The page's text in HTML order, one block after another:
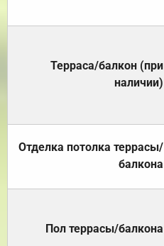
Терраса/балкон (при
наличии)
Отделка потолка террасы/
балкона
Пол террасы/балкона